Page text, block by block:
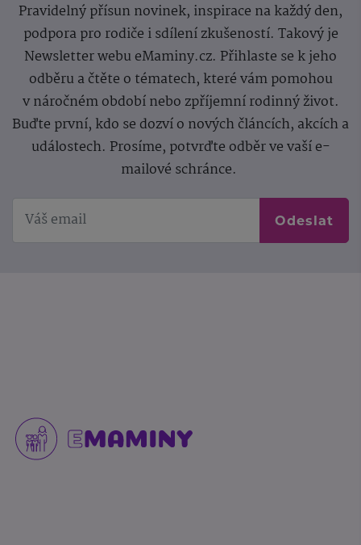
Pravidelný přísun novinek, inspirace na každý den,
podpora pro rodiče i sdílení zkušeností. Takový je
Newsletter webu eMaminy.cz. Přihlaste se k jeho
odběru a čtěte o tématech, které vám pomohou
v náročném období nebo zpříjemní rodinný život.
Buďte první, kdo se dozví o nových článcích, akcích a
událostech. Prosíme, potvrďte odběr ve vaší e-
mailové schránce.
Odeslat